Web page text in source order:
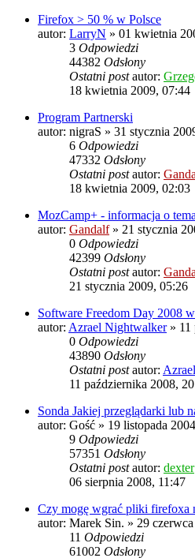
Firefox > 50 % w Polsce
autor: LarryN » 01 kwietnia
3 Odpowiedzi
44382 Odsłony
Ostatni postautor:
18 kwietnia 2009, 07:44
Program Partnerski
autor: nigraS » 31 stycznia
6 Odpowiedzi
47332 Odsłony
Ostatni postautor:
18 kwietnia 2009, 02:03
MozCamp+ - informacja o
autor: Gandalf» 21 stycznia
0 Odpowiedzi
42399 Odsłony
Ostatni postautor:
21 stycznia 2009, 05:26
Software Freedom Day 2008
autor: Azrael Nightwalker» 11
0 Odpowiedzi
43890 Odsłony
Ostatni postautor:
11 października 2008,
Sonda Jakiej przeglądarki lub
autor: Gość » 19 listopada
9 Odpowiedzi
57351 Odsłony
Ostatni postautor: dexter
06 sierpnia 2008, 11:47
Czy mogę wgrać pliki firefoxa
autor: Marek Sin. » 29
11 Odpowiedzi
61002 Odsłony